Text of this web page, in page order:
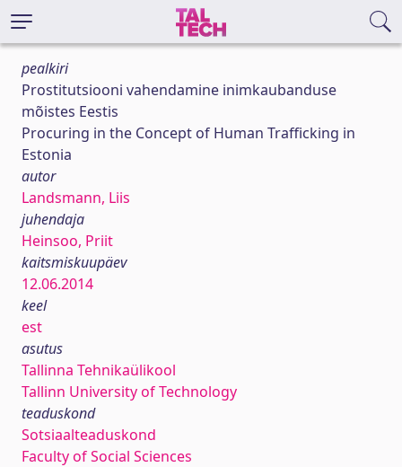
pealkiri
Prostitutsiooni vahendamine inimkaubanduse
mõistes Eestis
Procuring in the Concept of Human Trafficking in
Estonia
autor
Landsmann, Liis
juhendaja
Heinsoo, Priit
kaitsmiskuupäev
12.06.2014
keel
est
asutus
Tallinna Tehnikaülikool
Tallinn University of Technology
teaduskond
Sotsiaalteaduskond
Faculty of Social Sciences